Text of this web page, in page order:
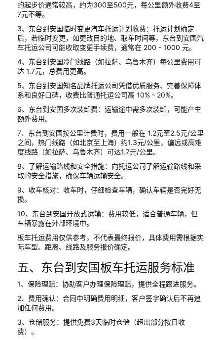
的起步价通常较高，约为300至500元，每公里额外收费4至
7元不等。
3、东台到安国临时变更汽车托运计划收费：托运计划确定
后，若临时变更，如更改目的地、取车时间等，东台到安国汽
车托运公司可能收取变更手续费，通常在 200 - 1000 元。
4、东台到安国冷门线路（如拉萨、乌鲁木齐）每公里费用可
达 1.7元，总费用更高。
5、东台到安国知名品牌托运公司凭借优质服务、完善保障体
系和良好口碑，收费比普通托运公司高 10% - 20%。
6、东台到安国多次装卸费：运输途中需多次装卸，可能产生
额外费用。
7、东台到安国按公里计费时，费用一般在 1.2元至2.5元/公里
之间，热门线路（如北京至上海）约1.3元/公里，偏远或高难
度线路（如拉萨、乌鲁木齐）可达1.7元/公里。
8、了解运输路线和安全措施：向托运公司了解运输路线和采
取的安全措施，确保车辆运输安全。
9、收车核对：收车时，仔细检查车辆，确认车辆是否完好无
损。
10、东台到安国开放式运输：费用较低，适合普通车辆，但
车辆暴露在外部环境中。
板车托运费用仅供参考，不代表最终报价，具体费用需根据实
际车型、距离、线路及服务报价确定。
五、东台到安国板车托运服务标准
1、保险理赔：协助客户办理保险理赔，提供全程跟进服务。
2、费用确认：合同中明确费用明细，客户签字确认后不再追
加任何费用。
3、仓储服务：提供免费3天临时仓储（超出部分按日收
费）。